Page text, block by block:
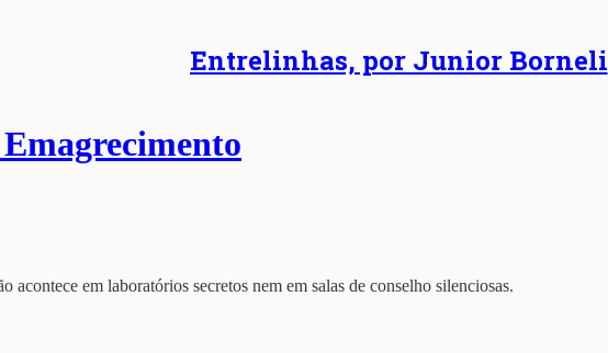
Entrelinhas, por Junior Borneli
em laboratórios secretos nem em salas de conselho silenciosas.